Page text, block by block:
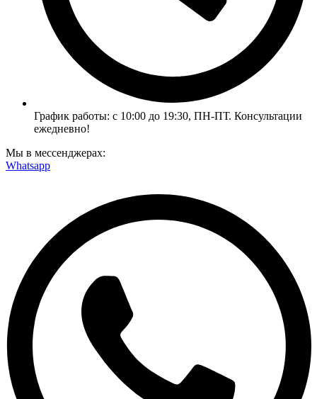
График работы: с 10:00 до 19:30, ПН-ПТ. Консультации
ежедневно!
Мы в мессенджерах:
Whatsapp